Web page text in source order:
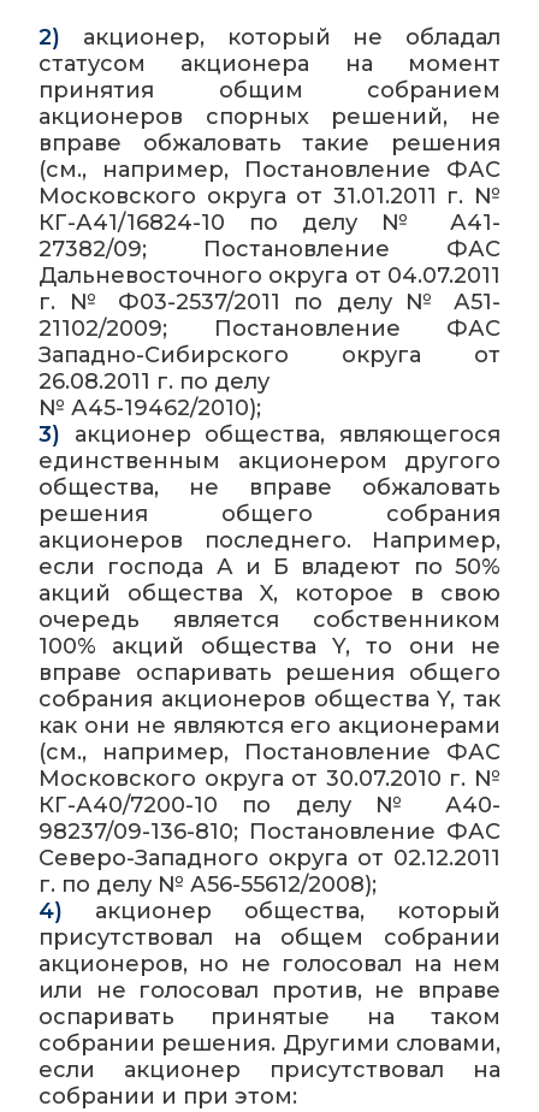
2) акционер, который не обладал
статусом акционера на момент
принятия общим собранием
акционеров спорных решений, не
вправе обжаловать такие решения
(см., например, Постановление ФАС
Московского округа от 31.01.2011 г. №
КГ-А41/16824-10 по делу № А41-
27382/09; Постановление ФАС
Дальневосточного округа от 04.07.2011
г. № Ф03-2537/2011 по делу № А51-
21102/2009; Постановление ФАС
Западно-Сибирского округа от
26.08.2011 г. по делу
№ А45-19462/2010);
3) акционер общества, являющегося
единственным акционером другого
общества, не вправе обжаловать
решения общего собрания
акционеров последнего. Например,
если господа А и Б владеют по 50%
акций общества X, которое в свою
очередь является собственником
100% акций общества Y, то они не
вправе оспаривать решения общего
собрания акционеров общества Y, так
как они не являются его акционерами
(см., например, Постановление ФАС
Московского округа от 30.07.2010 г. №
КГ-А40/7200-10 по делу № А40-
98237/09-136-810; Постановление ФАС
Северо-Западного округа от 02.12.2011
г. по делу № А56-55612/2008);
4)
акционер общества, который
присутствовал на общем собрании
акционеров, но не голосовал на нем
или не голосовал против, не вправе
оспаривать принятые на таком
собрании решения. Другими словами,
если акционер присутствовал на
собрании и при этом: